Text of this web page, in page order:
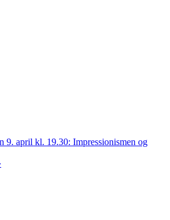
9. april kl. 19.30: Impressionismen og